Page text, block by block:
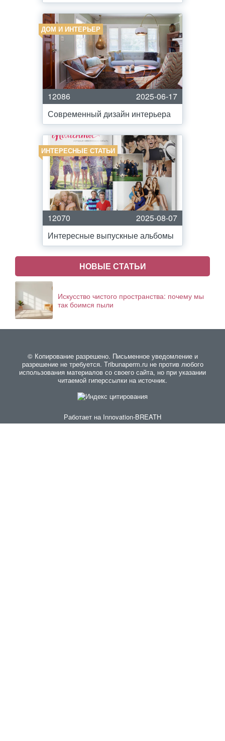
ДОМ И ИНТЕРЬЕР
12086
2025-06-17
Современный дизайн интерьера
ИНТЕРЕСНЫЕ СТАТЬИ
12070
2025-08-07
Интересные выпускные альбомы
НОВЫЕ СТАТЬИ
Искусство чистого пространства: почему мы
так боимся пыли
© Копирование разрешено. Письменное уведомление и
разрешение не требуется. Тribunaperm.ru не против любого
использования материалов со своего сайта, но при указании
читаемой гиперссылки на источник.
Работает на Innovation-BREATH